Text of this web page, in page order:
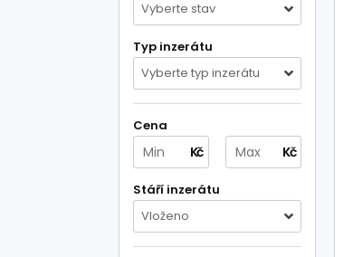
Vyberte stav
Typ inzerátu
Vyberte typ inzerátu
Cena
Kč Kč
Stáří inzerátu
Vloženo